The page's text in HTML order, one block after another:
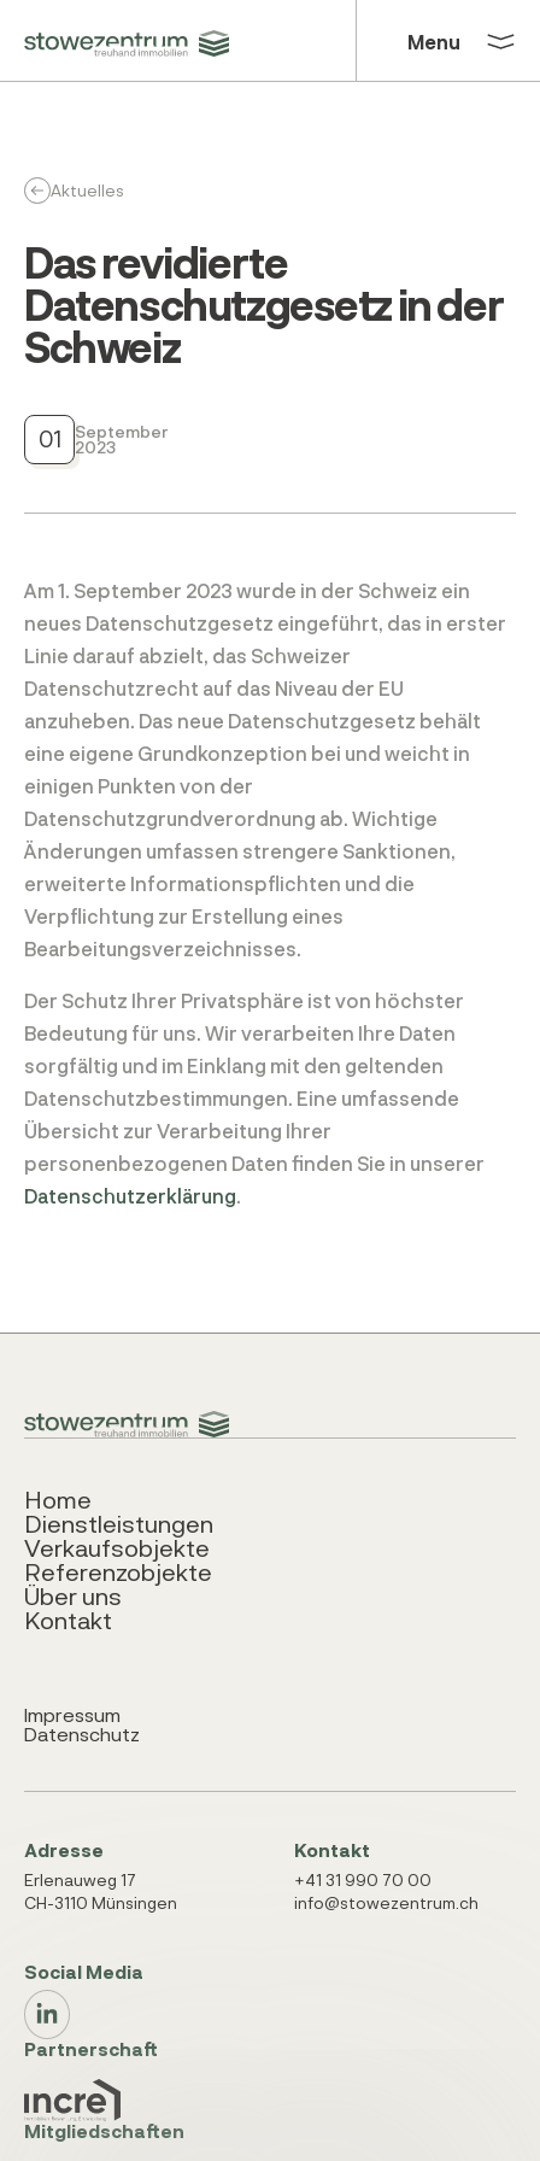
Menu
Aktuelles
Das revidierte
Datenschutzgesetz in der
Schweiz
01 September
2023
Am 1. September 2023 wurde in der Schweiz ein
neues Datenschutzgesetz eingeführt, das in erster
Linie darauf abzielt, das Schweizer
Datenschutzrecht auf das Niveau der EU
anzuheben. Das neue Datenschutzgesetz behält
eine eigene Grundkonzeption bei und weicht in
einigen Punkten von der
Datenschutzgrundverordnung ab. Wichtige
Änderungen umfassen strengere Sanktionen,
erweiterte Informationspflichten und die
Verpflichtung zur Erstellung eines
Bearbeitungsverzeichnisses.
Der Schutz Ihrer Privatsphäre ist von höchster
Bedeutung für uns. Wir verarbeiten Ihre Daten
sorgfältig und im Einklang mit den geltenden
Datenschutzbestimmungen. Eine umfassende
Übersicht zur Verarbeitung Ihrer
personenbezogenen Daten finden Sie in unserer
Datenschutzerklärung.
Home
Dienstleistungen
Verkaufsobjekte
Referenzobjekte
Über uns
Kontakt
Impressum
Datenschutz
Adresse
Erlenauweg 17
CH-3110 Münsingen
Kontakt
+41 31 990 70 00
info@stowezentrum.ch
Social Media
Partnerschaft
Mitgliedschaften